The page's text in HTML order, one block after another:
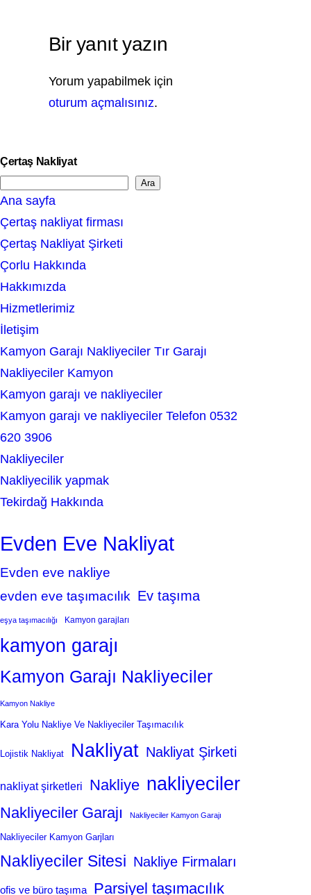
Bir yanıt yazın
Yorum yapabilmek için
oturum açmalısınız.
Çertaş Nakliyat
e
a
r
c
h
Ara
Ana sayfa
Çertaş nakliyat firması
Çertaş Nakliyat Şirketi
Çorlu Hakkında
Hakkımızda
Hizmetlerimiz
İletişim
Kamyon Garajı Nakliyeciler Tır Garajı
Nakliyeciler Kamyon
Kamyon garajı ve nakliyeciler
Kamyon garajı ve nakliyeciler Telefon 0532
620 3906
Nakliyeciler
Nakliyecilik yapmak
Tekirdağ Hakkında
Evden Eve Nakliyat
Evden eve nakliye
evden eve taşımacılık Ev taşıma
eşya taşımacılığı Kamyon garajları
kamyon garajı
Kamyon Garajı Nakliyeciler
Kamyon Nakliye
Kara Yolu Nakliye Ve Nakliyeciler Taşımacılık
Lojistik Nakliyat Nakliyat Nakliyat Şirketi
nakliyat şirketleri Nakliye nakliyeciler
Nakliyeciler Garajı Nakliyeciler Kamyon Garajı
Nakliyeciler Kamyon Garjları
Nakliyeciler Sitesi Nakliye Firmaları
ofis ve büro taşıma Parsiyel taşımacılık